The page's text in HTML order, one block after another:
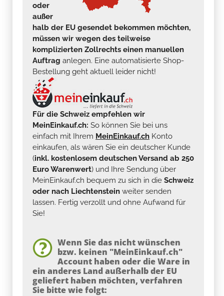
oder
außer
halb der EU gesendet bekommen möchten,
müssen wir wegen des teilweise
komplizierten Zollrechts einen manuellen
Auftrag anlegen. Eine automatisierte Shop-
Bestellung geht aktuell leider nicht!
Für die Schweiz empfehlen wir
MeinEinkauf.ch: So können Sie bei uns
einfach mit Ihrem MeinEinkauf.ch Konto
einkaufen, als wären Sie ein deutscher Kunde
(inkl. kostenlosem deutschen Versand ab 250
Euro Warenwert) und Ihre Sendung über
MeinEinkauf.ch bequem zu sich in die Schweiz
oder nach Liechtenstein weiter senden
lassen. Fertig verzollt und ohne Aufwand für
Sie!
Wenn Sie das nicht wünschen
bzw. keinen "MeinEinkauf.ch"
Account haben oder die Ware in
ein anderes Land außerhalb der EU
geliefert haben möchten, verfahren
Sie bitte wie folgt: